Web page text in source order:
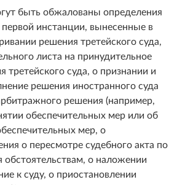
быть обжалованы определения
инстанции, вынесенные в
решения третейского суда,
листа на принудительное
третейского суда, о признании и
решения иностранного суда
решения (например,
обеспечительных мер или об
мер, о
о пересмотре судебного акта по
о наложении
к суду, о приостановлении